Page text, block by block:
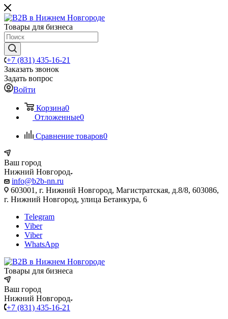
Товары для бизнеса
+7 (831) 435-16-21
Заказать звонок
Задать вопрос
Войти
Корзина0
Отложенные0
Сравнение товаров0
Ваш город
Нижний Новгород
info@b2b-nn.ru
603001, г. Нижний Новгород, Магистратская, д.8/8, 603086,
г. Нижний Новгород, улица Бетанкура, 6
Telegram
Viber
Viber
WhatsApp
Товары для бизнеса
Ваш город
Нижний Новгород
+7 (831) 435-16-21